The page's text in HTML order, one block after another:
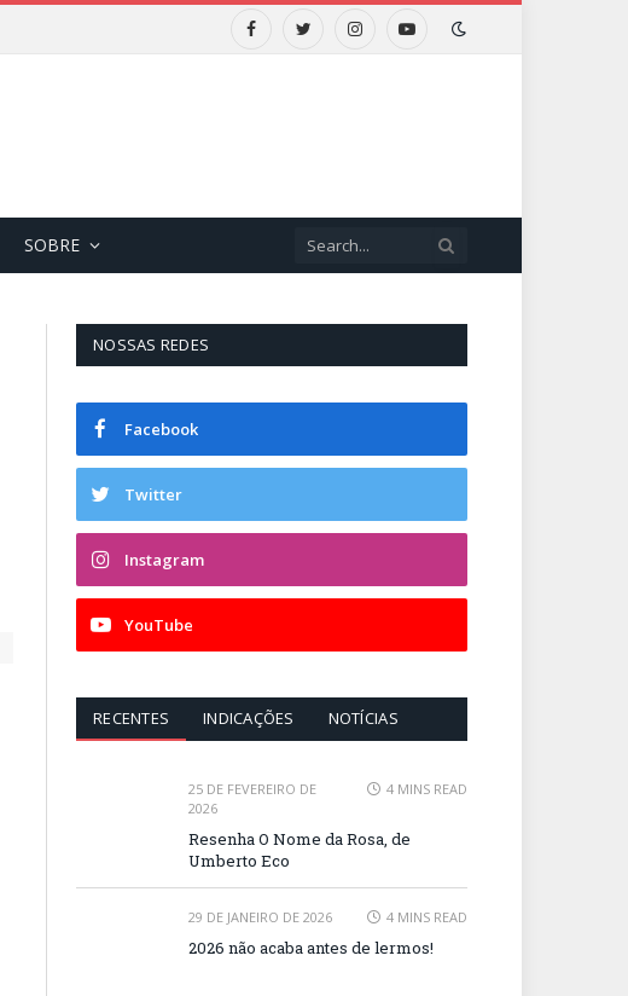
FacebookTwitterInstagramYouTube
SOBRE
NOSSAS REDES
Facebook
Twitter
Instagram
YouTube
RECENTES INDICAÇÕES NOTÍCIAS
25 DE FEVEREIRO DE
2026
4 MINS READ
Resenha O Nome da Rosa, de
Umberto Eco
29 DE JANEIRO DE 2026 4 MINS READ
2026 não acaba antes de lermos!